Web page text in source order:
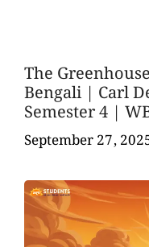
The
Bengali | Carl
Semester 4 |
September 27,